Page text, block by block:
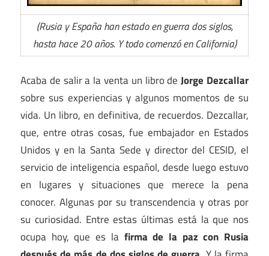
(Rusia y España han estado en guerra dos siglos,
hasta hace 20 años. Y todo comenzó en California)
Acaba de salir a la venta un libro deJorge Dezcallar
sobre sus experiencias y algunos momentos de su
vida. Un libro, en definitiva, de recuerdos. Dezcallar,
que, entre otras cosas, fue embajador en Estados
Unidos y en la Santa Sede y director del CESID, el
servicio de inteligencia español, desde luego estuvo
en lugares y situaciones que merece la pena
conocer. Algunas por su transcendencia y otras por
su curiosidad. Entre estas últimas está la que nos
ocupa hoy, que es la firma de la paz con Rusia